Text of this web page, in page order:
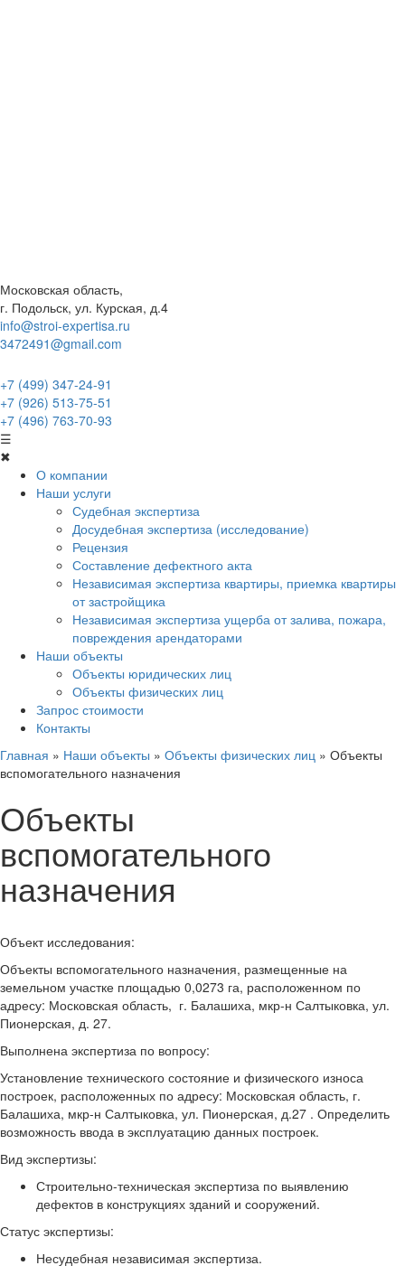
Московская область,
г. Подольск, ул. Курская, д.4
info@stroi-expertisa.ru
3472491@gmail.com
+7 (499) 347-24-91
+7 (926) 513-75-51
+7 (496) 763-70-93
☰
✖
О компании
Наши услуги
Судебная экспертиза
Досудебная экспертиза (исследование)
Рецензия
Составление дефектного акта
Независимая экспертиза квартиры, приемка квартиры
от застройщика
Независимая экспертиза ущерба от залива, пожара,
повреждения арендаторами
Наши объекты
Объекты юридических лиц
Объекты физических лиц
Запрос стоимости
Контакты
Главная » Наши объекты » Объекты физических лиц » Объекты
вспомогательного назначения
Объекты
вспомогательного
назначения
Объект исследования:
Объекты вспомогательного назначения, размещенные на
земельном участке площадью 0,0273 га, расположенном по
адресу: Московская область, г. Балашиха, мкр-н Салтыковка, ул.
Пионерская, д. 27.
Выполнена экспертиза по вопросу:
Установление технического состояние и физического износа
построек, расположенных по адресу: Московская область, г.
Балашиха, мкр-н Салтыковка, ул. Пионерская, д.27 . Определить
возможность ввода в эксплуатацию данных построек.
Вид экспертизы:
Строительно-техническая экспертиза по выявлению
дефектов в конструкциях зданий и сооружений.
Статус экспертизы:
Несудебная независимая экспертиза.